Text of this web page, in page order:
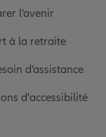
l’avenir
à la retraite
d’assistance
d'accessibilité